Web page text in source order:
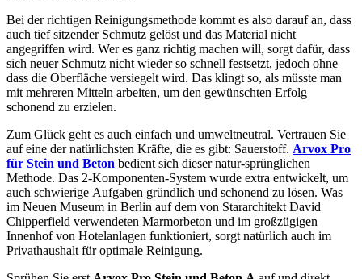
Bei der richtigen Reinigungsmethode kommt es also darauf an, dass
auch tief sitzender Schmutz gelöst und das Material nicht
angegriffen wird. Wer es ganz richtig machen will, sorgt dafür, dass
sich neuer Schmutz nicht wieder so schnell festsetzt, jedoch ohne
dass die Oberfläche versiegelt wird. Das klingt so, als müsste man
mit mehreren Mitteln arbeiten, um den gewünschten Erfolg
schonend zu erzielen.
Zum Glück geht es auch einfach und umweltneutral. Vertrauen Sie
auf eine der natürlichsten Kräfte, die es gibt: Sauerstoff. Arvox Pro
für Stein und Beton bedient sich dieser natur-sprünglichen
Methode. Das 2-Komponenten-System wurde extra entwickelt, um
auch schwierige Aufgaben gründlich und schonend zu lösen. Was
im Neuen Museum in Berlin auf dem von Stararchitekt David
Chipperfield verwendeten Marmorbeton und im großzügigen
Innenhof von Hotelanlagen funktioniert, sorgt natürlich auch im
Privathaushalt für optimale Reinigung.